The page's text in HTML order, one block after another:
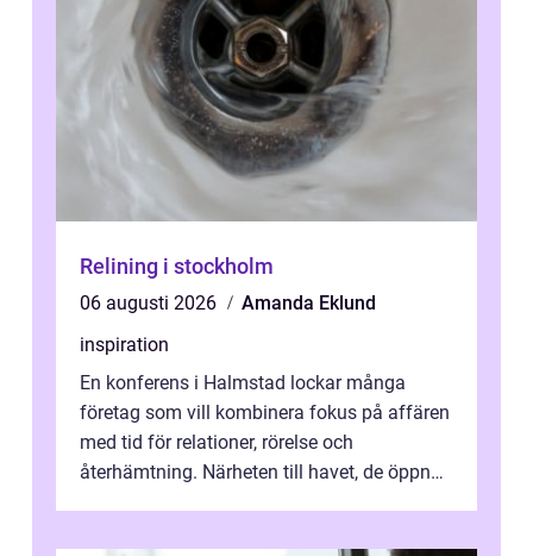
Relining i stockholm
06 augusti 2026
Amanda Eklund
inspiration
En konferens i Halmstad lockar många
företag som vill kombinera fokus på affären
med tid för relationer, rörelse och
återhämtning. Närheten till havet, de öppna